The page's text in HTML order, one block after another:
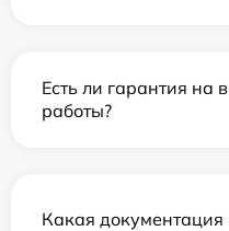
Есть ли гарантия на
работы?
Какая документация